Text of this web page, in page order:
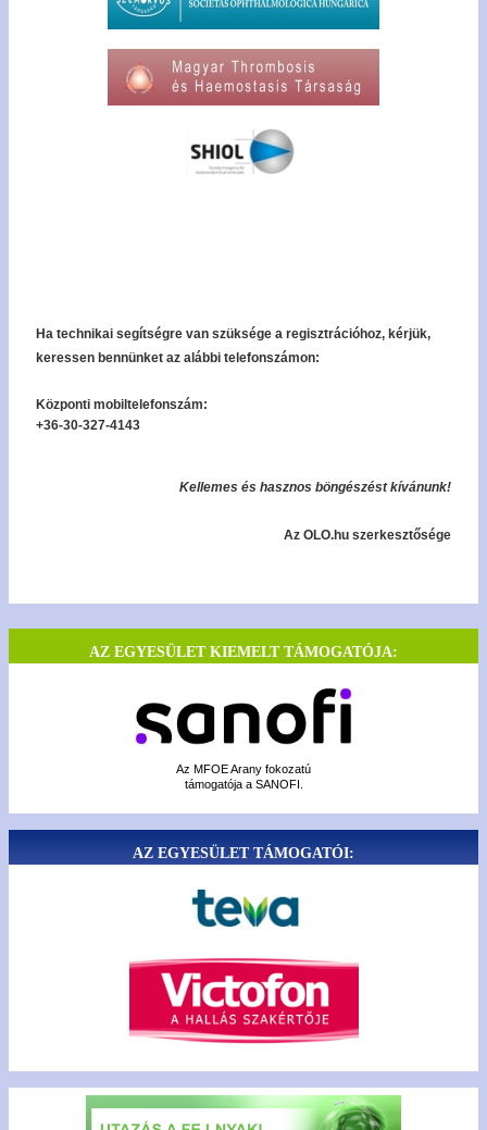
Ha technikai segítségre van szüksége a regisztrációhoz, kérjük,
keressen bennünket az alábbi telefonszámon:
Központi mobiltelefonszám:
+36-30-327-4143
Kellemes és hasznos böngészést kívánunk!
Az OLO.hu szerkesztősége
AZ EGYESÜLET KIEMELT TÁMOGATÓJA:
Az MFOE Arany fokozatú
támogatója a SANOFI.
AZ EGYESÜLET TÁMOGATÓI: